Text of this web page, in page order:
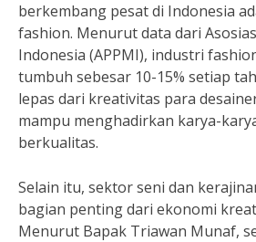
berkembang pesat di Indonesia
fashion. Menurut data dari
Indonesia (APPMI), industri
tumbuh sebesar 10-15% setiap
lepas dari kreativitas para
mampu menghadirkan karya-
berkualitas.
Selain itu, sektor seni dan
bagian penting dari ekonomi
Menurut Bapak Triawan Munaf,